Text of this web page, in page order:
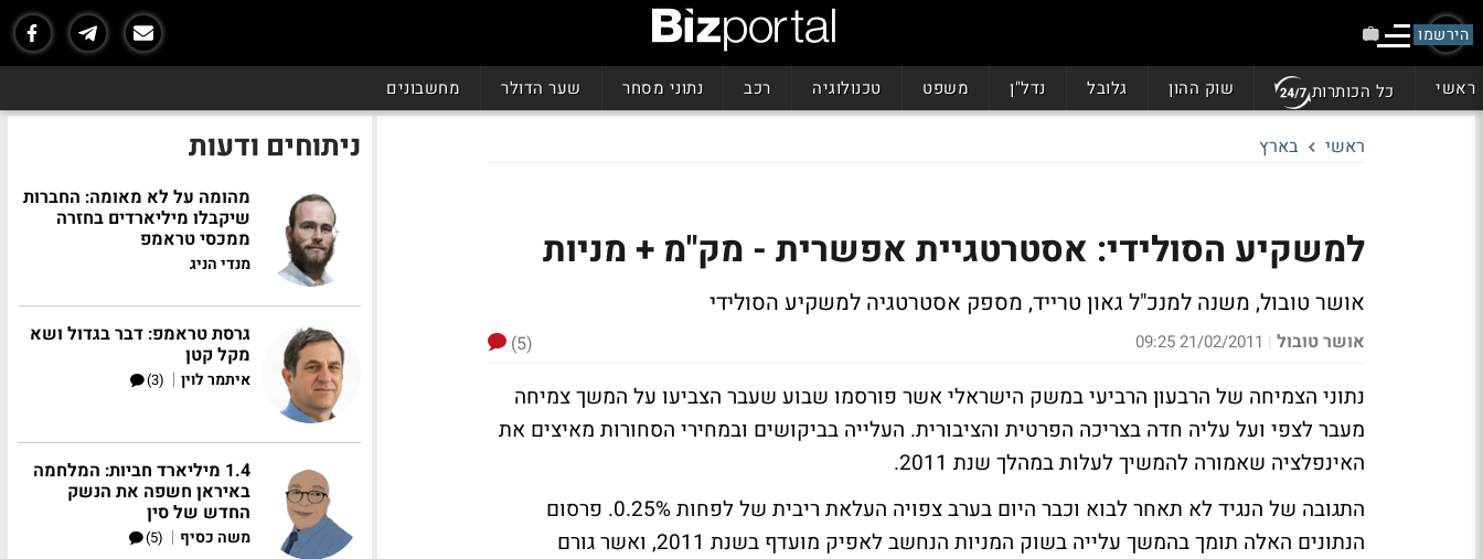
הירשמו
ראשי כל הכותרות שוק ההון גלובל נדל"ן משפט טכנולוגיה רכב נתוני מסחר שער הדולר מחשבונים
ראשי בארץ
למשקיע הסולידי: אסטרטגיית אפשרית - מק"מ + מניות
אושר טובול, משנה למנכ"ל גאון טרייד, מספק אסטרטגיה למשקיע הסולידי
אושר טובול |
21/02/2011 09:25
(5)
נתוני הצמיחה של הרבעון הרביעי במשק הישראלי אשר פורסמו שבוע שעבר הצביעו על המשך צמיחה
מעבר לצפי ועל עליה חדה בצריכה הפרטית והציבורית. העלייה בביקושים ובמחירי הסחורות מאיצים את
האינפלציה שאמורה להמשיך לעלות במהלך שנת 2011.
התגובה של הנגיד לא תאחר לבוא וכבר היום בערב צפויה העלאת ריבית של לפחות 0.25%. פרסום
הנתונים האלה תומך בהמשך עלייה בשוק המניות הנחשב לאפיק מועדף בשנת 2011, ואשר גורם
ניתוחים ודעות
מהומה על לא מאומה: החברות
שיקבלו מיליארדים בחזרה
ממכסי טראמפ
מנדי הניג
גרסת טראמפ: דבר בגדול ושא
מקל קטן
איתמר לוין |
(3)
1.4 מיליארד חביות: המלחמה
באיראן חשפה את הנשק
החדש של סין
משה כסיף |
(5)